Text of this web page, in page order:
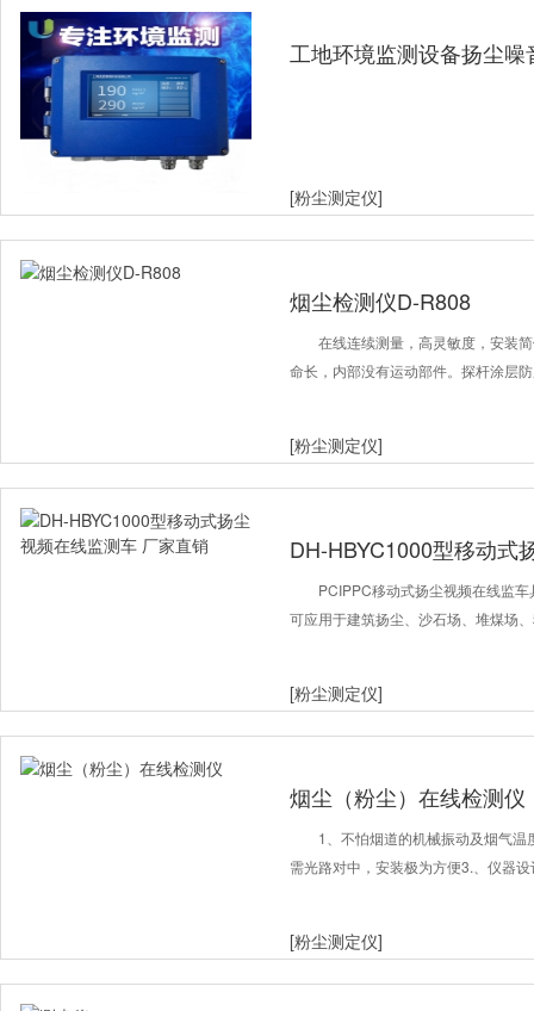
工地环境监测设备扬尘
[粉尘测定仪]
烟尘检测仪D-R808
在线连续测量，高灵敏度，安装
命长，内部没有运动部件。探杆涂层
[粉尘测定仪]
DH-HBYC1000型移动式
直销PCIPPC移动式扬尘视频在线监
可应用于建筑扬尘、沙石场、堆煤场
[粉尘测定仪]
烟尘（粉尘）在线检测仪
1、不怕烟道的机械振动及烟气
需光路对中，安装极为方便3.、仪器
[粉尘测定仪]